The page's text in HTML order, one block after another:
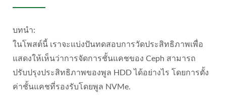
บทนำ:
ในโพสต์นี้ เราจะแบ่งปันทดสอบการวัดประสิทธิภาพเพื่อ
แสดงให้เห็นว่าการจัดการชั้นแคชของ Ceph สามารถ
ปรับปรุงประสิทธิภาพของพูล HDD ได้อย่างไร โดยการตั้ง
ค่าชั้นแคชที่รองรับโดยพูล NVMe.